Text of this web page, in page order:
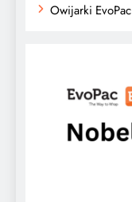
Owijarki EvoPac